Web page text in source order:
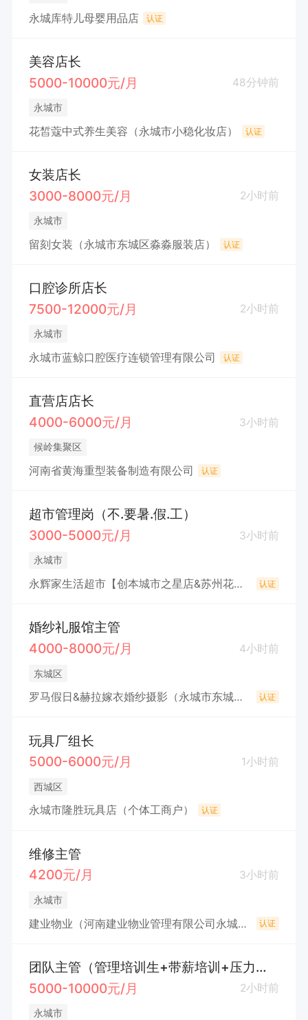
永城库特儿母婴用品店 认证
美容店长
5000-10000元/月
48分钟前
永城市
花皙蔻中式养生美容（永城市小稳化妆店） 认证
女装店长
3000-8000元/月
2小时前
永城市
留刻女装（永城市东城区淼淼服装店） 认证
口腔诊所店长
7500-12000元/月
2小时前
永城市
永城市蓝鲸口腔医疗连锁管理有限公司 认证
直营店店长
4000-6000元/月
3小时前
候岭集聚区
河南省黄海重型装备制造有限公司 认证
超市管理岗（不.要暑.假.工）
3000-5000元/月
3小时前
永城市
永辉家生活超市【创本城市之星店&苏州花园店】（永城市永上零售便利店（个体工商户）） 认证
婚纱礼服馆主管
4000-8000元/月
4小时前
东城区
罗马假日&赫拉嫁衣婚纱摄影（永城市东城区罗马假日婚纱摄影部） 认证
玩具厂组长
5000-6000元/月
1小时前
西城区
永城市隆胜玩具店（个体工商户） 认证
维修主管
4200元/月
3小时前
永城市
建业物业（河南建业物业管理有限公司永城分公司） 认证
团队主管（管理培训生+带薪培训+压力很大）
5000-10000元/月
2小时前
永城市